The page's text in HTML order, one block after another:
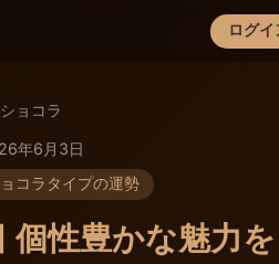
ログイ
×
ョコラ
年6月3日
コラタイプの運勢
性豊かな魅力を